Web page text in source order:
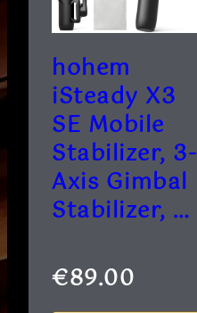
hohem
iSteady X3
SE Mobile
Stabilizer, 3-
Axis Gimbal
Stabilizer, …
€89.00